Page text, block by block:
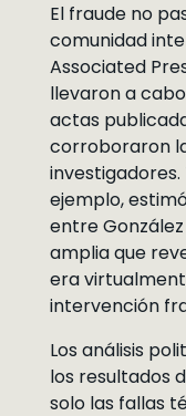
El fraude no
comunidad
Associated
llevaron a
actas
corroboraron
investigadores.
ejemplo,
entre
amplia que
era
intervención
Los análisis
los resultados
solo las fallas